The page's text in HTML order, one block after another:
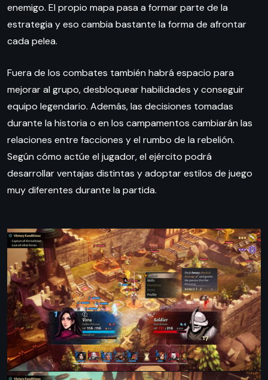
enemigo. El propio mapa pasa a formar parte de la
estrategia y eso cambia bastante la forma de afrontar
cada pelea.
Fuera de los combates también habrá espacio para
mejorar al grupo, desbloquear habilidades y conseguir
equipo legendario. Además, las decisiones tomadas
durante la historia o en los campamentos cambiarán las
relaciones entre facciones y el rumbo de la rebelión.
Según cómo actúe el jugador, el ejército podrá
desarrollar ventajas distintas y adoptar estilos de juego
muy diferentes durante la partida.